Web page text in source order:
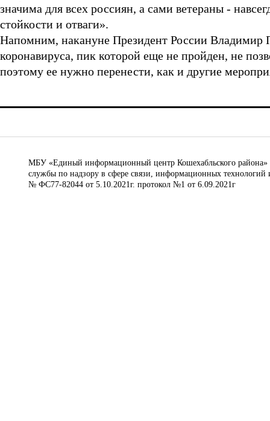
значима для всех россиян, а сами ветераны -
стойкости и отваги».
Напомним, накануне Президент России Владимир
коронавируса, пик которой еще не пройден, не
поэтому ее нужно перенести, как и другие
МБУ «Единый информационный центр Кошехабльского района»
службы по надзору в сфере связи, информационных
№ ФС77-82044 от 5.10.2021г. протокол №1 от 6.09.2021г